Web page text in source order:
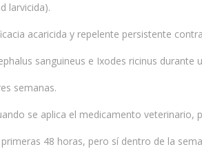
larvicida).
acaricida y repelente persistente
sanguineus e Ixodes ricinus durante
semanas.
se aplica el medicamento veterinario,
48 horas, pero sí dentro de la